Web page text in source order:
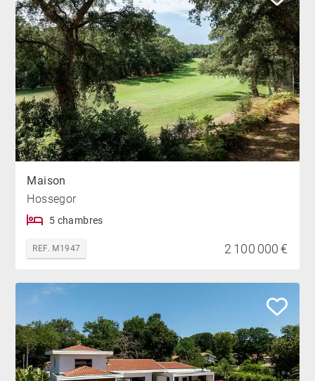
Maison
Hossegor
5 chambres
REF. M1947 2 100 000 €